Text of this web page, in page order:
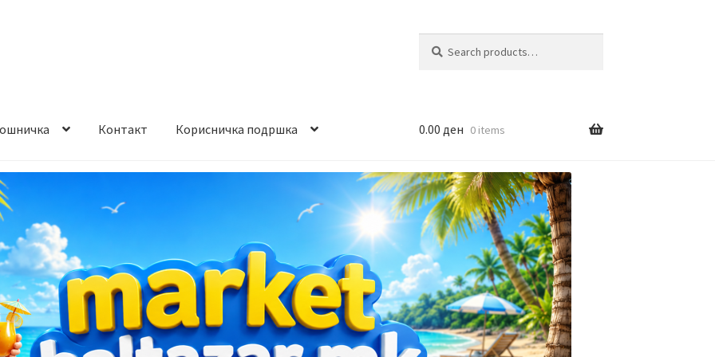
for:
Контакт Корисничка подршка
и начин на плаќање
на производ Услови за користење
0.00 ден 0 items